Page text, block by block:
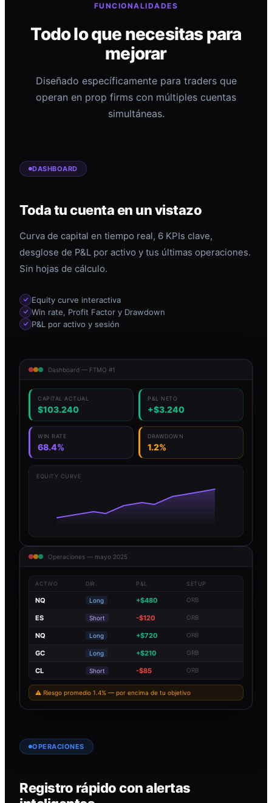
FUNCIONALIDADES
Todo lo que necesitas para
mejorar
Diseñado específicamente para traders que
operan en prop firms con múltiples cuentas
simultáneas.
DASHBOARD
Toda tu cuenta en un vistazo
Curva de capital en tiempo real, 6 KPIs clave,
desglose de P&L por activo y tus últimas operaciones.
Sin hojas de cálculo.
Equity curve interactiva
Win rate, Profit Factor y Drawdown
P&L por activo y sesión
Dashboard — FTMO #1
CAPITAL ACTUAL
$103.240
P&L NETO
+$3.240
WIN RATE
68.4%
DRAWDOWN
1.2%
EQUITY CURVE
Operaciones — mayo 2025
ACTIVO DIR. P&L SETUP
NQ Long +$480 ORB
ES Short -$120 ORB
NQ Long +$720 ORB
GC Long +$210 ORB
CL Short -$85 ORB
⚠ Riesgo promedio 1.4% — por encima de tu objetivo
OPERACIONES
Registro rápido con alertas